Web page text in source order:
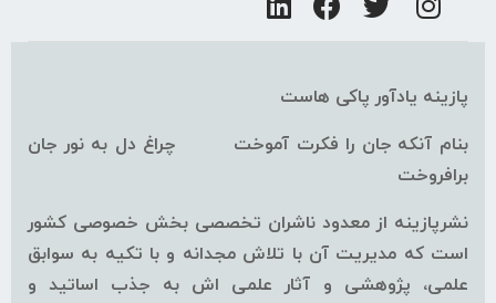
پازینه یادآور پاکی هاست
بنام آنکه جان را فکرت آموخت چراغ دل به نور جان
برافروخت
نشرپازینه از معدود ناشران تخصصی بخش خصوصی کشور
است که مدیریت آن با تلاش مجدانه و با تکیه به سوابق
علمی، پژوهشی و آثار علمی اش به جذب اساتید و